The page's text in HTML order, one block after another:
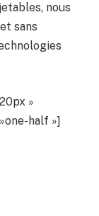
nous
sans
»
half »]